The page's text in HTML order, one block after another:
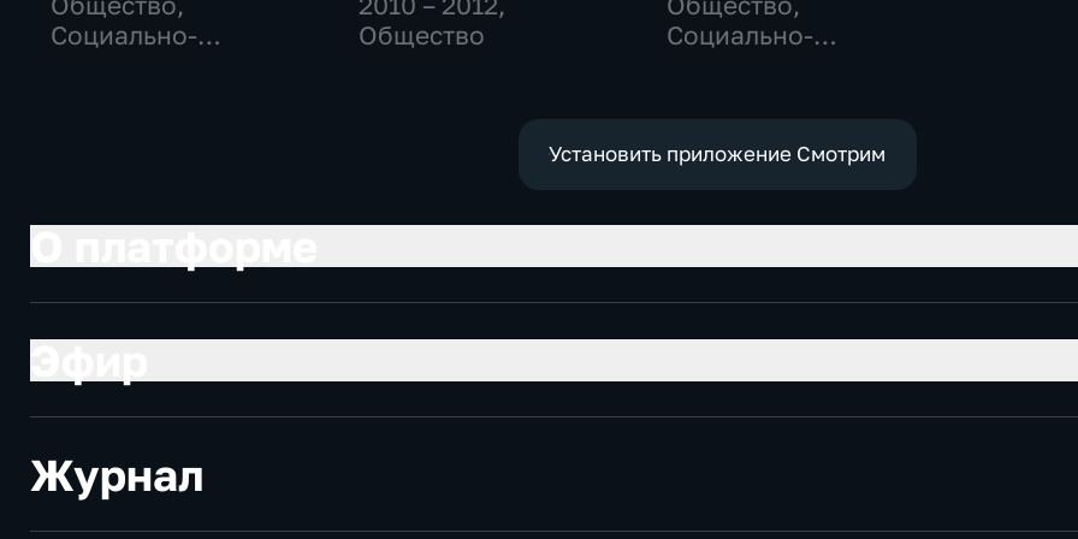
Социально-
Общество
Социально-
Установить приложение Смотрим
Журнал